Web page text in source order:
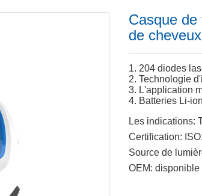
Casque
de
1. 204 diodes
2. Technologie
3. L'application
4. Batteries Li-
Les indications:
Certification:
Source de
OEM: disponible